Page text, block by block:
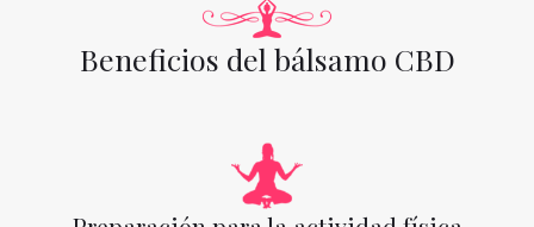
Beneficios del bálsamo CBD